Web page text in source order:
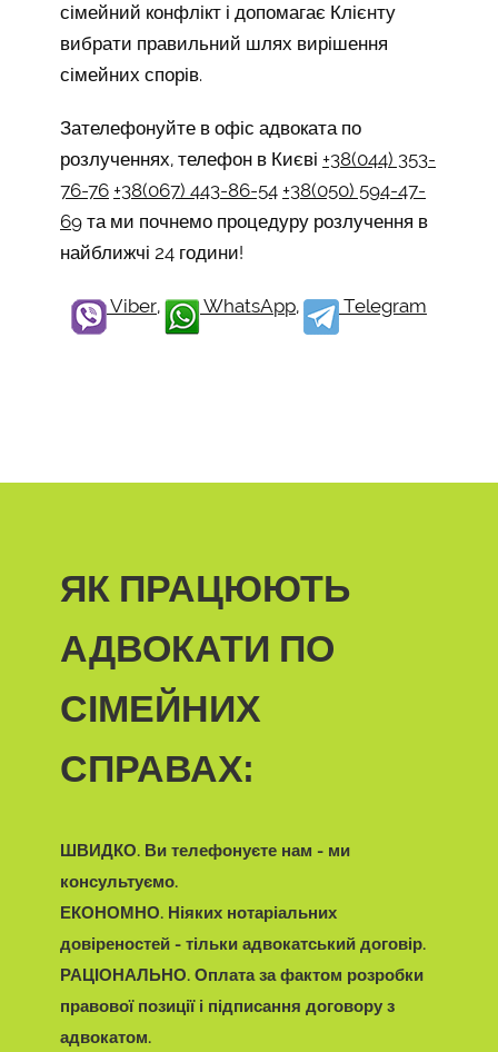
сімейний конфлікт і допомагає Клієнту
вибрати правильний шлях вирішення
сімейних спорів.
Зателефонуйте в офіс адвоката по
розлученнях, телефон в Києві +38(044) 353-
76-76 +38(067) 443-86-54 +38(050) 594-47-
69 та ми почнемо процедуру розлучення в
найближчі 24 години!
Viber, WhatsApp, Telegram
ЯК ПРАЦЮЮТЬ
АДВОКАТИ ПО
СІМЕЙНИХ
СПРАВАХ:
ШВИДКО. Ви телефонуєте нам - ми
консультуємо.
ЕКОНОМНО. Ніяких нотаріальних
довіреностей - тільки адвокатський договір.
РАЦІОНАЛЬНО. Оплата за фактом розробки
правової позиції і підписання договору з
адвокатом.